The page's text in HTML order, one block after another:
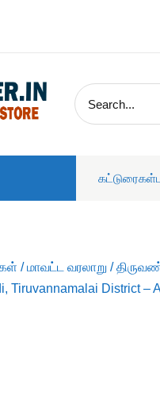
கட்டுரைகள்
/மாவட்ட வரலாறு /
Tiruvannamalai District –